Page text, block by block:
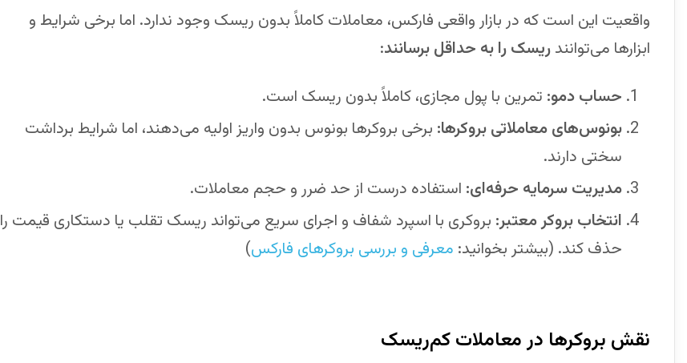
واقعیت این است که در بازار واقعی فارکس، معاملات کاملاً بدون ریسک وجود ندارد. اما برخی شرایط و
ابزارها می‌توانندریسک را به حداقل برسانند:
حساب دمو: تمرین با پول مجازی، کاملاً بدون ریسک است.
بونوس‌های معاملاتی بروکرها: برخی بروکرها بونوس بدون واریز اولیه می‌دهند، اما شرایط برداشت
سختی دارند.
مدیریت سرمایه حرفه‌ای: استفاده درست از حد ضرر و حجم معاملات.
انتخاب بروکر معتبر: بروکری با اسپرد شفاف و اجرای سریع می‌تواند ریسک تقلب یا دستکاری قیمت را
حذف کند. (بیشتر بخوانید: معرفی و بررسی بروکرهای فارکس)
نقش بروکرها در معاملات کم‌ریسک